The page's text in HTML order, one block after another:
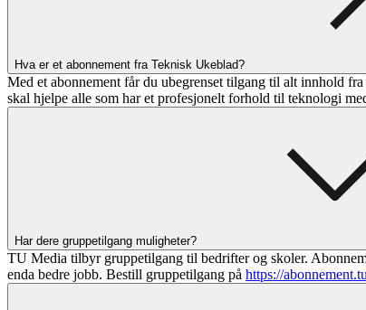
Hva er et abonnement fra Teknisk Ukeblad?
Med et abonnement får du ubegrenset tilgang til alt innhold
skal hjelpe alle som har et profesjonelt forhold til teknologi
Har dere gruppetilgang muligheter?
TU Media tilbyr gruppetilgang til bedrifter og skoler.
enda bedre jobb. Bestill gruppetilgang på https://